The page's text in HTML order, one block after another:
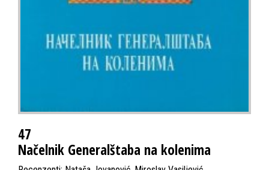
47
Načelnik Generalštaba na kolenima